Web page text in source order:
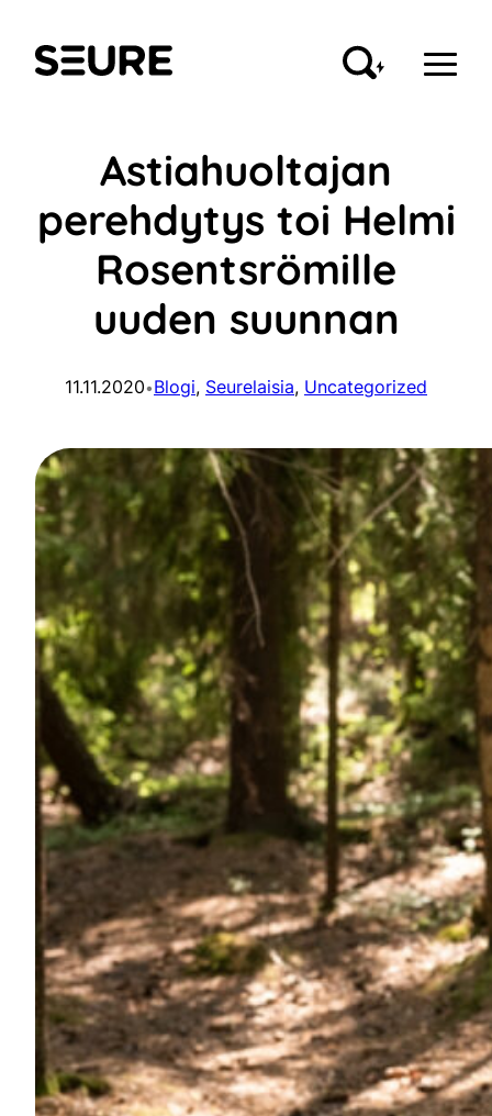
sisältöön
Seure
Astiahuoltajan
perehdytys toi Helmi
Rosentsrömille
uuden suunnan
11.11.2020•Blogi, Seurelaisia, Uncategorized